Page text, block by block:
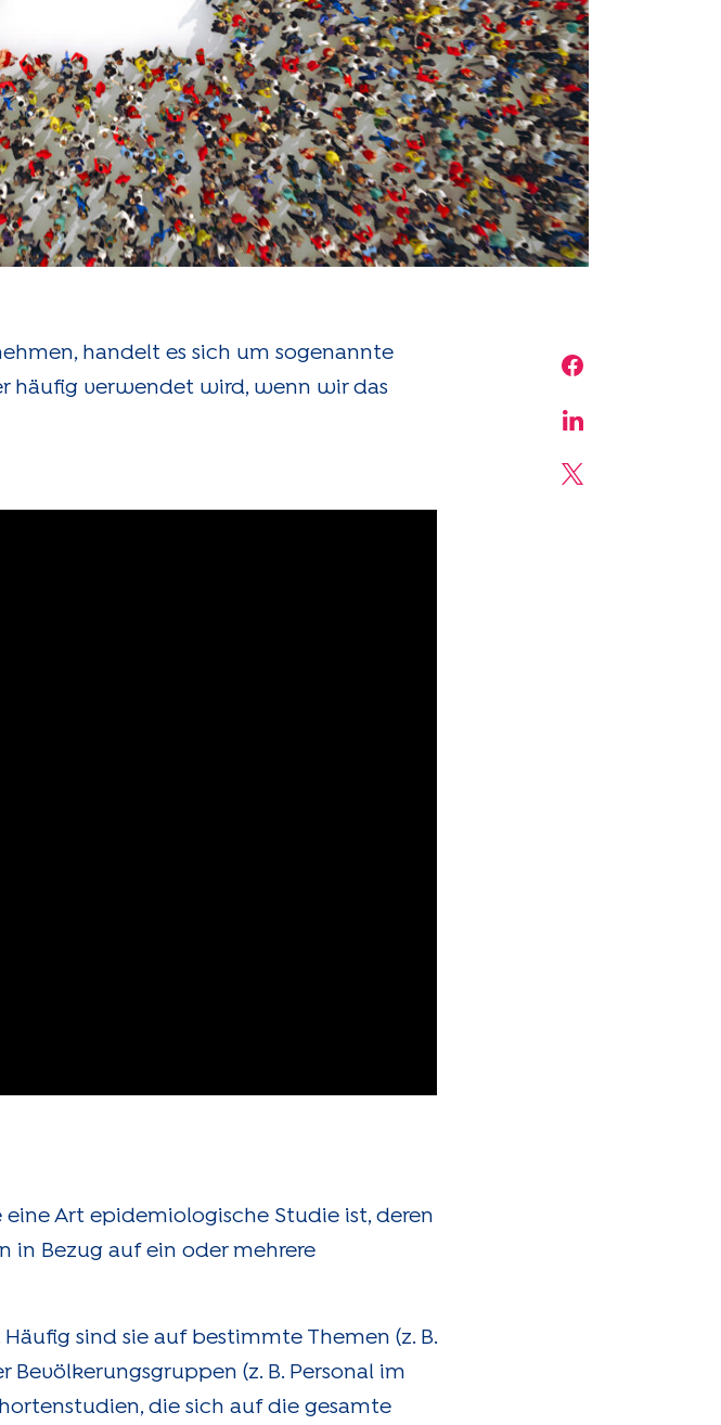
Share on
Share on
Share on X
handelt es sich um sogenannte
häufig verwendet wird, wenn wir das
eine Art epidemiologische Studie ist, deren
in Bezug auf ein oder mehrere
sind sie auf bestimmte Themen (z. B.
(z. B. Personal im
die sich auf die gesamte